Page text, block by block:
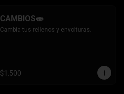
gratinado.
+ 2 arrollado primavera.
CAMBIOS🍣
Cambia tus rellenos y envolturas.
$1.500